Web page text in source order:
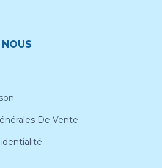
De Vente